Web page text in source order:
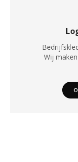
Wij